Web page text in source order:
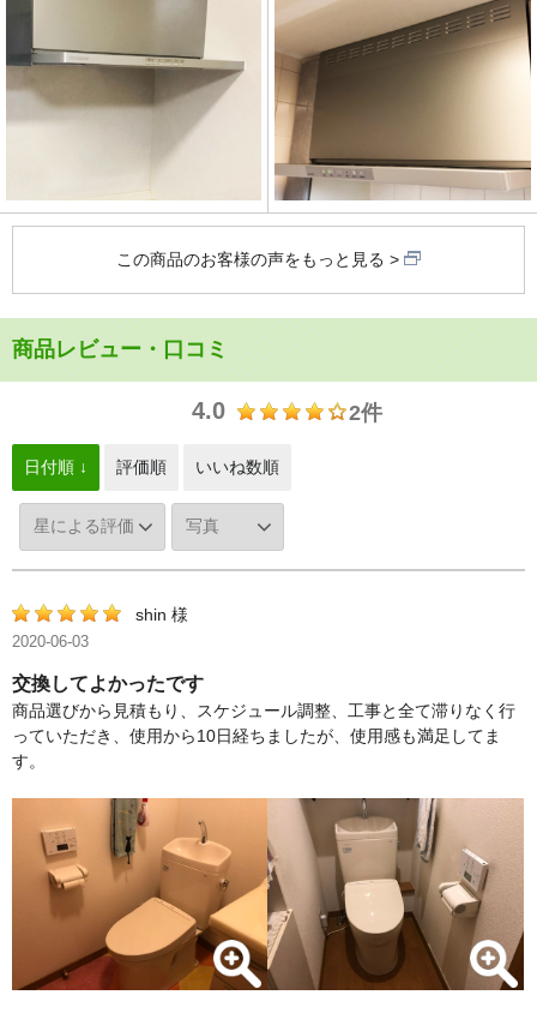
この商品のお客様の声をもっと見る
商品レビュー・口コミ
4.0 2件
日付順 ↓ 評価順 いいね数順
shin 様
2020-06-03
交換してよかったです
商品選びから見積もり、スケジュール調整、工事と全て滞りなく行
っていただき、使用から10日経ちましたが、使用感も満足してま
す。